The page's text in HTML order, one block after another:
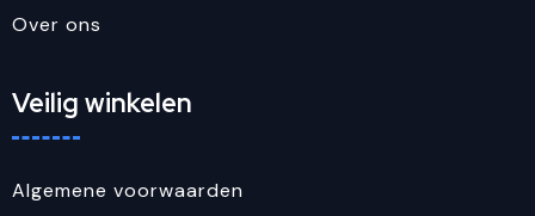
Over ons
Veilig winkelen
Algemene voorwaarden